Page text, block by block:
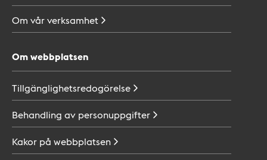
Om vårverksamhet
Om webbplatsen
Tillgänglighetsredogörelse
Behandling av personuppgifter
Kakor på webbplatsen